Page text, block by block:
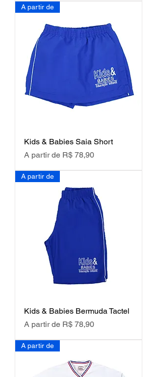
A partir de
Kids & Babies Saia Short
A partir de R$ 78,90
Preço promocional
A partir de
Kids & Babies Bermuda Tactel
A partir de R$ 78,90
Preço promocional
A partir de